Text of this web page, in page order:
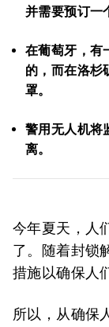
并需要预订一
在葡萄牙，有
的，而在洛杉
罩。
警用无人机将
离。
今年夏天，人
了。随着封锁
措施以确保人
所以，从确保